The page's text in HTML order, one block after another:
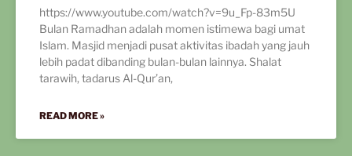
https://www.youtube.com/watch?v=9u_Fp-83m5U
Bulan Ramadhan adalah momen istimewa bagi umat
Islam. Masjid menjadi pusat aktivitas ibadah yang jauh
lebih padat dibanding bulan-bulan lainnya. Shalat
tarawih, tadarus Al-Qur’an,
READ MORE »